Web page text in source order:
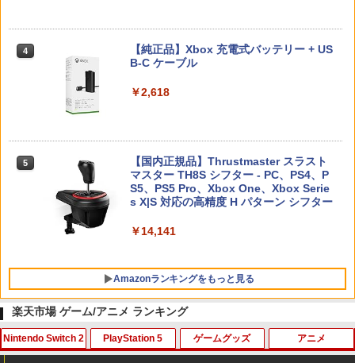
ンラインコード版
ニンテンドープリペイド番号 5000円|オ
ンラインコード版
トローラー ミッドナイト ブラック(CFI-
ZCT2J01)
【純正品】DualSense ワイヤレスコン
トローラー(CFI-ZCT2J)
￥10,737
4
【純正品】Xbox 充電式バッテリー + US
B-C ケーブル
￥2,618
5
【国内正規品】Thrustmaster スラスト
マスター TH8S シフター - PC、PS4、P
S5、PS5 Pro、Xbox One、Xbox Serie
s X|S 対応の高精度 H パターン シフター
￥14,141
Amazonランキングをもっと見る
1
劇場版「鬼滅の刃」無限城編 第一章 猗
楽天市場 ゲーム/アニメ ランキング
Nintendo Switch 2 PlayStation 5 ゲームグッズ アニメ